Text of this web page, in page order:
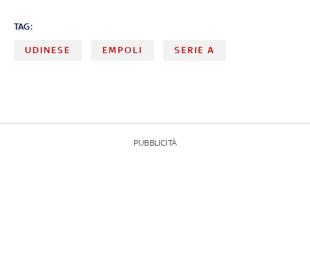
TAG:
UDINESE EMPOLI SERIE A
PUBBLICITÀ